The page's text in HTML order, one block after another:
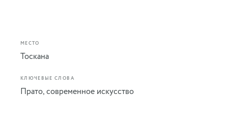
МЕСТО
Тоскана
КЛЮЧЕВЫЕ СЛОВА
Прато,современное искусство